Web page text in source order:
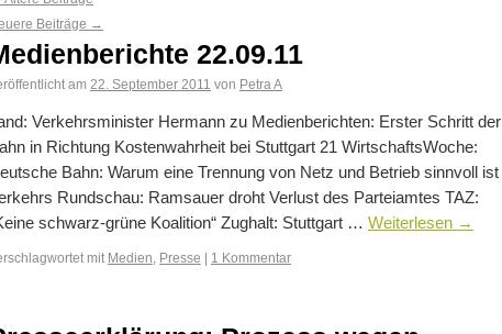
Beiträge →
22.09.11
am 22. September 2011 von Petra A
Verkehrsminister Hermann zu Medienberichten: Erster Schritt der
in Richtung Kostenwahrheit bei Stuttgart 21 WirtschaftsWoche:
Bahn: Warum eine Trennung von Netz und Betrieb sinnvoll ist
Rundschau: Ramsauer droht Verlust des Parteiamtes TAZ:
schwarz-grüne Koalition“ Zughalt: Stuttgart … Weiterlesen →
mit Medien Presse | 1 Kommentar